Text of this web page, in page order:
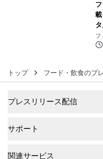
フ
トップ フード・飲食のプ
プレスリリース配信
サポート
関連サービス